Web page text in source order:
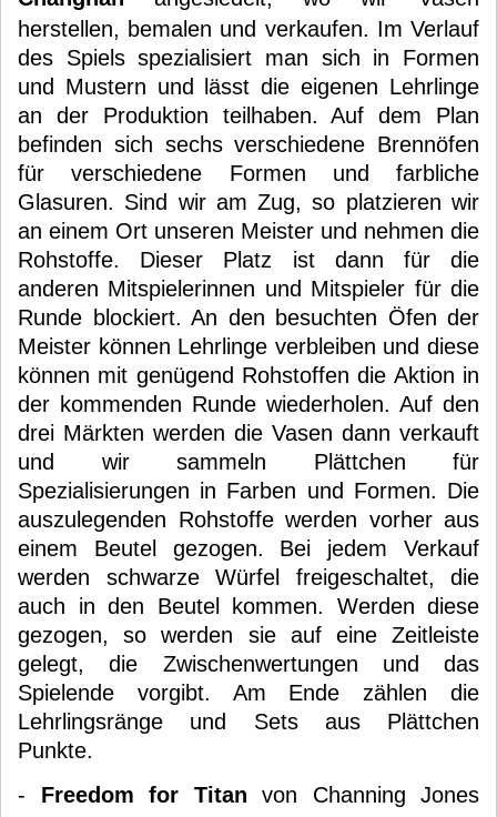
herstellen, bemalen und verkaufen. Im Verlauf
des Spiels spezialisiert man sich in Formen
und Mustern und lässt die eigenen Lehrlinge
an der Produktion teilhaben. Auf dem Plan
befinden sich sechs verschiedene Brennöfen
für verschiedene Formen und farbliche
Glasuren. Sind wir am Zug, so platzieren wir
an einem Ort unseren Meister und nehmen die
Rohstoffe. Dieser Platz ist dann für die
anderen Mitspielerinnen und Mitspieler für die
Runde blockiert. An den besuchten Öfen der
Meister können Lehrlinge verbleiben und diese
können mit genügend Rohstoffen die Aktion in
der kommenden Runde wiederholen. Auf den
drei Märkten werden die Vasen dann verkauft
und wir sammeln Plättchen für
Spezialisierungen in Farben und Formen. Die
auszulegenden Rohstoffe werden vorher aus
einem Beutel gezogen. Bei jedem Verkauf
werden schwarze Würfel freigeschaltet, die
auch in den Beutel kommen. Werden diese
gezogen, so werden sie auf eine Zeitleiste
gelegt, die Zwischenwertungen und das
Spielende vorgibt. Am Ende zählen die
Lehrlingsränge und Sets aus Plättchen
Punkte.
- Freedom for Titan von Channing Jones